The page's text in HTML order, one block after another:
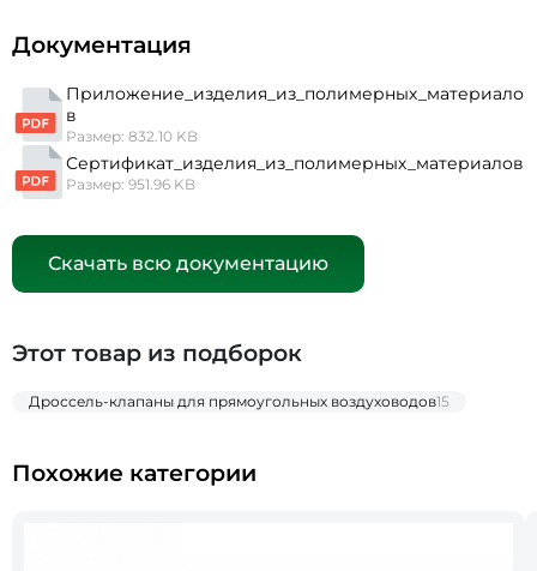
Документация
Приложение_изделия_из_полимерных_материало
в
Размер: 832.10 KB
Сертификат_изделия_из_полимерных_материалов
Размер: 951.96 KB
Скачать всю документацию
Этот товар из подборок
Дроссель-клапаны для прямоугольных воздуховодов15
Похожие категории